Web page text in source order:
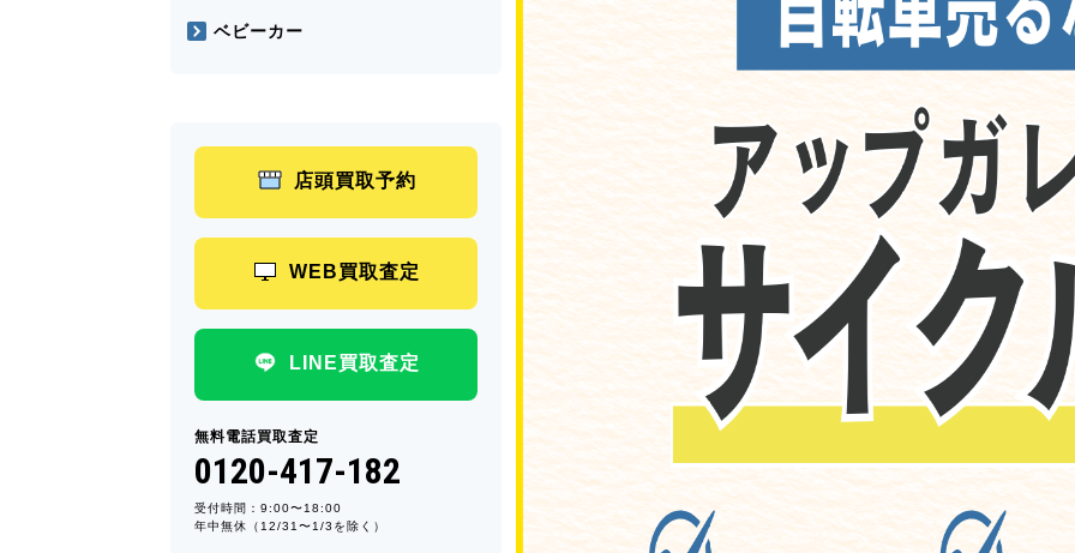
ベビーカー
店頭買取予約
WEB買取査定
LINE買取査定
無料電話買取査定
0120-417-182
受付時間：9:00〜18:00
年中無休（12/31〜1/3を除く）